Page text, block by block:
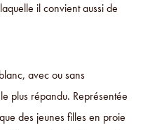
il convient aussi de
avec ou sans
plus répandu. Représentée
des jeunes filles en proie